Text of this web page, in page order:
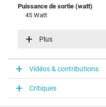
Puissance de sortie (watt)
45 Watt
100-240V / 50-60Hz
Connecteur du portable
Type / forme du connecteur
rond(e) / 90° coudé
Plus
Vidéos & contributions
Critiques